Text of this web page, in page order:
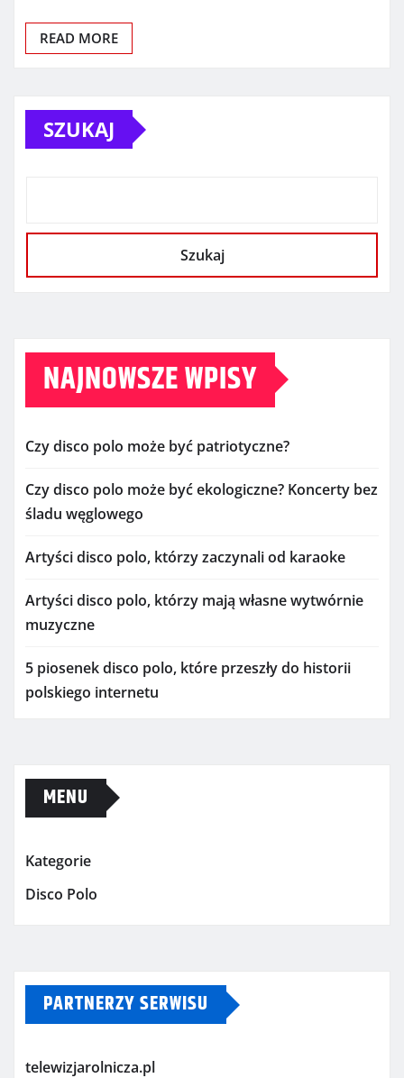
READ MORE
SZUKAJ
Szukaj
NAJNOWSZE WPISY
Czy disco polo może być patriotyczne?
Czy disco polo może być ekologiczne? Koncerty bez
śladu węglowego
Artyści disco polo, którzy zaczynali od karaoke
Artyści disco polo, którzy mają własne wytwórnie
muzyczne
5 piosenek disco polo, które przeszły do historii
polskiego internetu
MENU
Kategorie
Disco Polo
PARTNERZY SERWISU
telewizjarolnicza.pl